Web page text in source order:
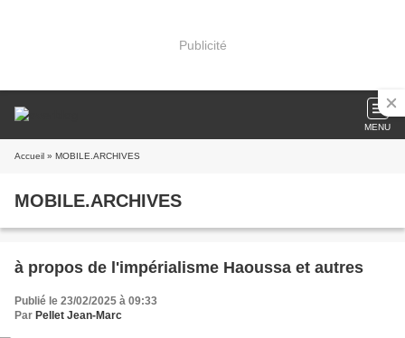
Publicité
MENU
Accueil » MOBILE.ARCHIVES
MOBILE.ARCHIVES
à propos de l'impérialisme Haoussa et autres
Publié le 23/02/2025 à 09:33
Par Pellet Jean-Marc